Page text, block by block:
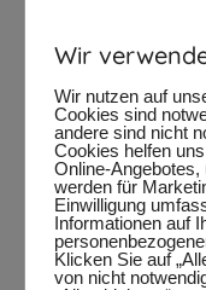
Internationale
Ludwigsburg,
im Blühenden
the date!
Wir
Wir nutzen auf
Cookies sind
andere sind nicht
Cookies helfen
Online-
werden für
Einwilligung
Informationen auf
Klicken Sie auf
von nicht